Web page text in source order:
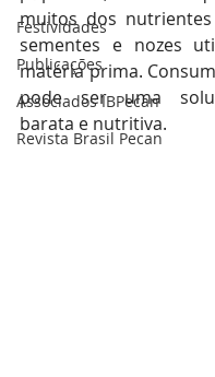
Festividades
Publicações
Associados IBPecan
Revista Brasil Pecan
muitos dos
sementes e nozes
matéria prima.
pode ser uma
barata e nutritiva.